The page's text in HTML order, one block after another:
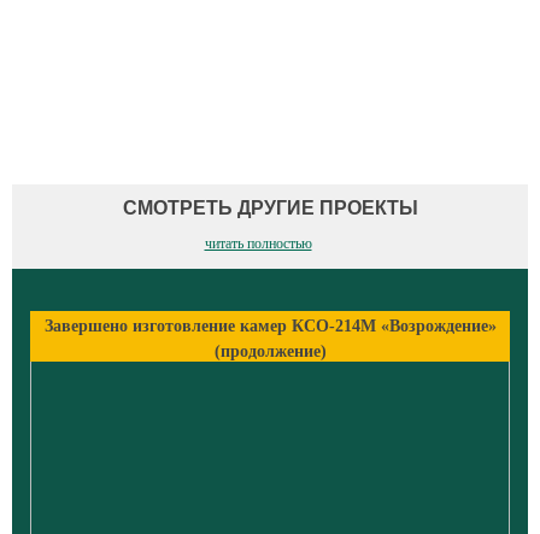
СМОТРЕТЬ ДРУГИЕ ПРОЕКТЫ
читать полностью
Завершено изготовление камер КСО-214М «Возрождение»
(продолжение)